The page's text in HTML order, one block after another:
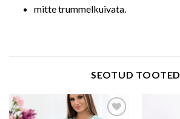
mitte trummelkuivata.
SEOTUD TOOTED